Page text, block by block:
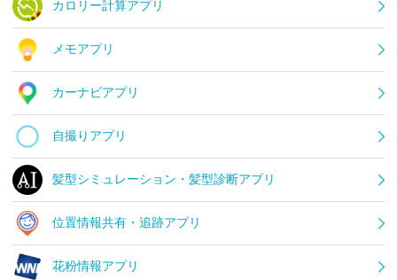
カロリー計算アプリ
メモアプリ
カーナビアプリ
自撮りアプリ
髪型シミュレーション・髪型診断アプリ
位置情報共有・追跡アプリ
花粉情報アプリ